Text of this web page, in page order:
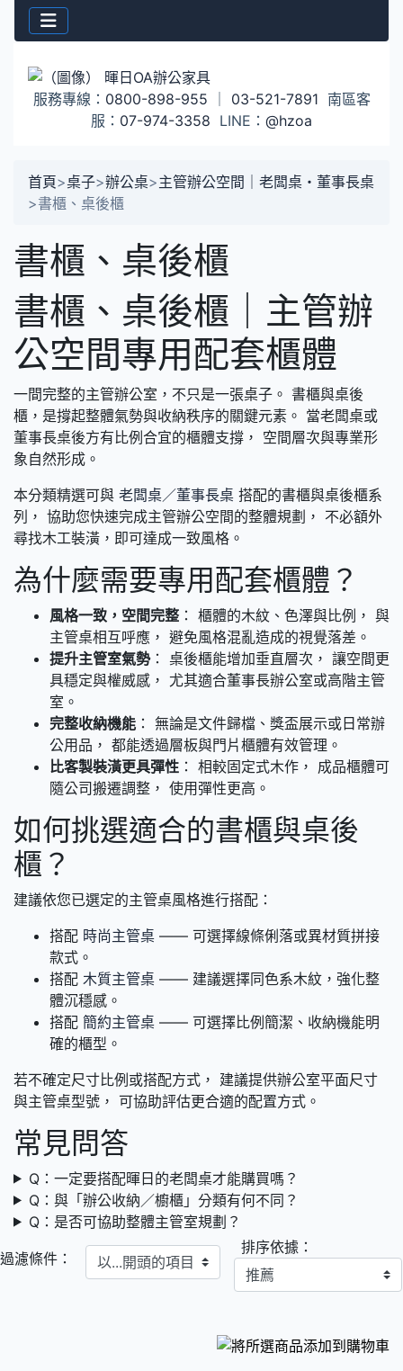
服務專線： 0800-898-955 03-521-7891 南區客
服： 07-974-3358 LINE： @hzoa
首頁>桌子>辦公桌>主管辦公空間｜老闆桌・董事長桌
>書櫃、桌後櫃
書櫃、桌後櫃
書櫃、桌後櫃｜主管辦
公空間專用配套櫃體
一間完整的主管辦公室，不只是一張桌子。 書櫃與桌後
櫃，是撐起整體氣勢與收納秩序的關鍵元素。 當老闆桌或
董事長桌後方有比例合宜的櫃體支撐， 空間層次與專業形
象自然形成。
本分類精選可與 老闆桌／董事長桌 搭配的書櫃與桌後櫃系
列， 協助您快速完成主管辦公空間的整體規劃， 不必額外
尋找木工裝潢，即可達成一致風格。
為什麼需要專用配套櫃體？
風格一致，空間完整 ： 櫃體的木紋、色澤與比例， 與
主管桌相互呼應， 避免風格混亂造成的視覺落差。
提升主管室氣勢： 桌後櫃能增加垂直層次， 讓空間更
具穩定與權威感， 尤其適合董事長辦公室或高階主管
室。
完整收納機能 ： 無論是文件歸檔、獎盃展示或日常辦
公用品， 都能透過層板與門片櫃體有效管理。
比客製裝潢更具彈性 ： 相較固定式木作， 成品櫃體可
隨公司搬遷調整， 使用彈性更高。
如何挑選適合的書櫃與桌後
櫃？
建議依您已選定的主管桌風格進行搭配：
搭配 時尚主管桌 —— 可選擇線條俐落或異材質拼接
款式。
搭配 木質主管桌 —— 建議選擇同色系木紋，強化整
體沉穩感。
搭配 簡約主管桌 —— 可選擇比例簡潔、收納機能明
確的櫃型。
若不確定尺寸比例或搭配方式， 建議提供辦公室平面尺寸
與主管桌型號， 可協助評估更合適的配置方式。
常見問答
Q：一定要搭配暉日的老闆桌才能購買嗎？
Q：與「辦公收納／櫥櫃」分類有何不同？
Q：是否可協助整體主管室規劃？
過濾條件： 以...開頭的項目 排序依據：